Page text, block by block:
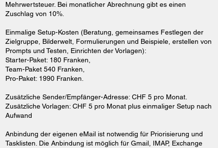
Mehrwertsteuer. Bei monatlicher Abrechnung gibt es einen
Zuschlag von 10%.
Einmalige Setup-Kosten (Beratung, gemeinsames Festlegen der
Zielgruppe, Bilderwelt, Formulierungen und Beispiele, erstellen von
Prompts und Testen, Einrichten der Vorlagen):
Starter-Paket: 180 Franken,
Team-Paket 540 Franken,
Pro-Paket: 1990 Franken.
Zusätzliche Sender/Empfänger-Adresse: CHF 5 pro Monat.
Zusätzliche Vorlagen: CHF 5 pro Monat plus einmaliger Setup nach
Aufwand
Anbindung der eigenen eMail ist notwendig für Priorisierung und
Tasklisten. Die Anbindung ist möglich für Gmail, IMAP, Exchange